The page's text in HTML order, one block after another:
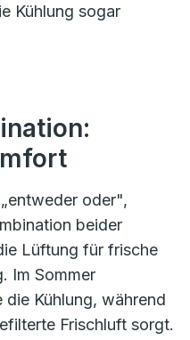
Kühlung sogar
oder",
beider
Lüftung für frische
Im Sommer
die Kühlung, während
Frischluft sorgt.